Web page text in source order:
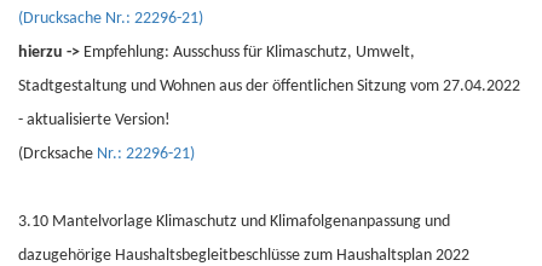
(Drucksache Nr.: 22296-21)
hierzu -> Empfehlung: Ausschuss für Klimaschutz, Umwelt,
Stadtgestaltung und Wohnen aus der öffentlichen Sitzung vom 27.04.2022
- aktualisierte Version!
(Drcksache Nr.: 22296-21)
3.10 Mantelvorlage Klimaschutz und Klimafolgenanpassung und
dazugehörige Haushaltsbegleitbeschlüsse zum Haushaltsplan 2022